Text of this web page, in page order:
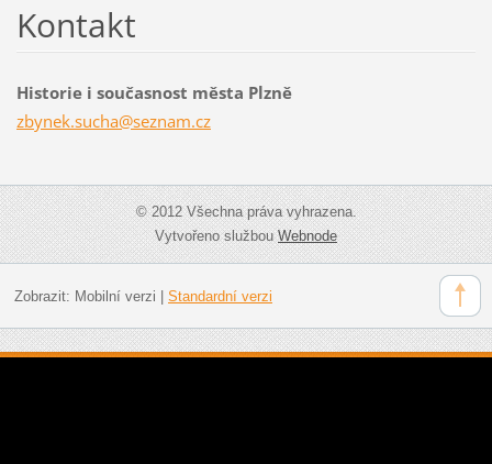
Kontakt
Historie i současnost města Plzně
zbynek.sucha@seznam.cz
© 2012 Všechna práva vyhrazena.
Vytvořeno službouWebnode
Zobrazit: Mobilní verzi Standardní verzi